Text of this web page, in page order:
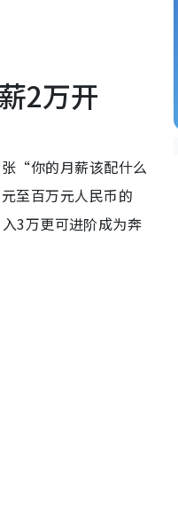
2万开
“你的月薪该配什么
至百万元人民币的
3万更可进阶成为奔